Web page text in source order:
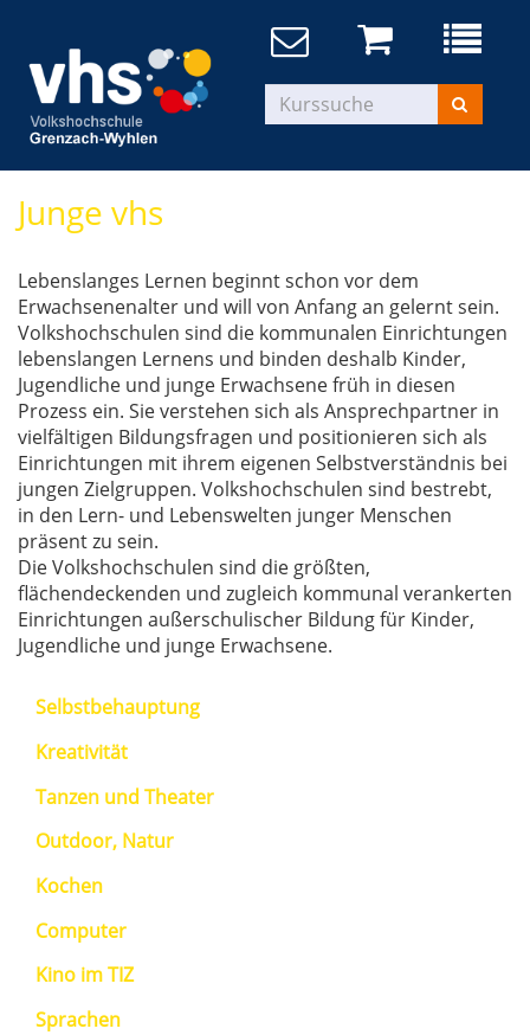
Junge vhs
Lebenslanges Lernen beginnt schon vor dem
Erwachsenenalter und will von Anfang an gelernt sein.
Volkshochschulen sind die kommunalen Einrichtungen
lebenslangen Lernens und binden deshalb Kinder,
Jugendliche und junge Erwachsene früh in diesen
Prozess ein. Sie verstehen sich als Ansprechpartner in
vielfältigen Bildungsfragen und positionieren sich als
Einrichtungen mit ihrem eigenen Selbstverständnis bei
jungen Zielgruppen. Volkshochschulen sind bestrebt,
in den Lern- und Lebenswelten junger Menschen
präsent zu sein.
Die Volkshochschulen sind die größten,
flächendeckenden und zugleich kommunal verankerten
Einrichtungen außerschulischer Bildung für Kinder,
Jugendliche und junge Erwachsene.
Selbstbehauptung
Kreativität
Tanzen und Theater
Outdoor, Natur
Kochen
Computer
Kino im TIZ
Sprachen